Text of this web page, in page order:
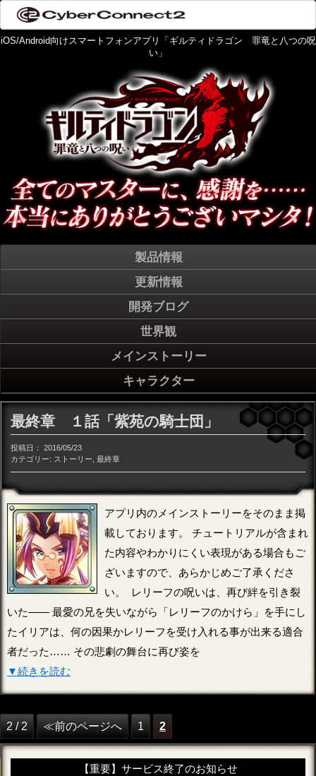
iOS/Android向けスマートフォンアプリ「ギルティドラゴン 罪竜と八つの呪
い」
製品情報
更新情報
開発ブログ
世界観
メインストーリー
キャラクター
最終章 １話「紫苑の騎士団」
投稿日：
2016/05/23
カテゴリー: ストーリー 最終章
アプリ内のメインストーリーをそのまま掲
載しております。 チュートリアルが含まれ
た内容やわかりにくい表現がある場合もご
ざいますので、あらかじめご了承くださ
い。 レリーフの呪いは、再び絆を引き裂
いた―― 最愛の兄を失いながら「レリーフのかけら」を手にし
たイリアは、何の因果かレリーフを受け入れる事が出来る適合
者だった…… その悲劇の舞台に再び姿を
▼続きを読む
2 / 2 ≪前のページへ 1 2
【重要】サービス終了のお知らせ